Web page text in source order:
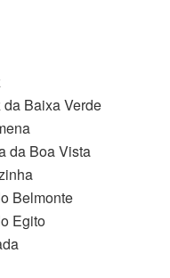
Baixa Verde
da Boa Vista
Belmonte
Egito